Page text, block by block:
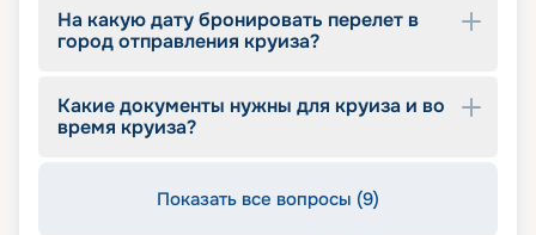
На какую дату бронировать перелет в
город отправления круиза?
Какие документы нужны для круиза и во
время круиза?
Показать все вопросы (9)